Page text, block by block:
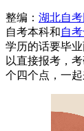
整编： 湖北自考
自考本科和自
学历的话要毕
以直接报考，
个四个点，一起